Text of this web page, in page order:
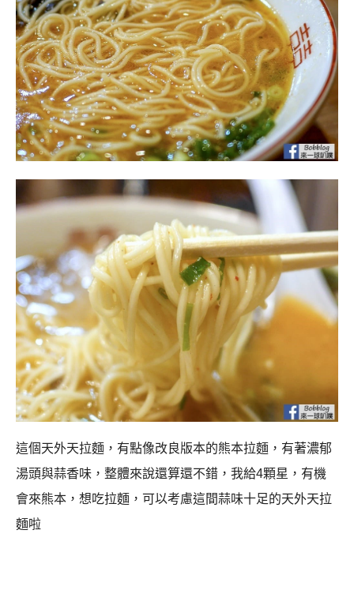
這個天外天拉麵，有點像改良版本的熊本拉麵，有著濃郁
湯頭與蒜香味，整體來說還算還不錯，我給4顆星，有機
會來熊本，想吃拉麵，可以考慮這間蒜味十足的天外天拉
麵啦